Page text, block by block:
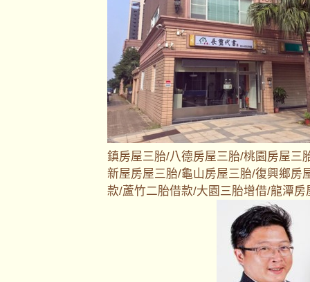
鎮房屋三胎/八德房屋三胎/桃園房屋三
新屋房屋三胎/龜山房屋三胎/復興鄉房
款/蘆竹二胎借款/大園三胎增借/龍潭